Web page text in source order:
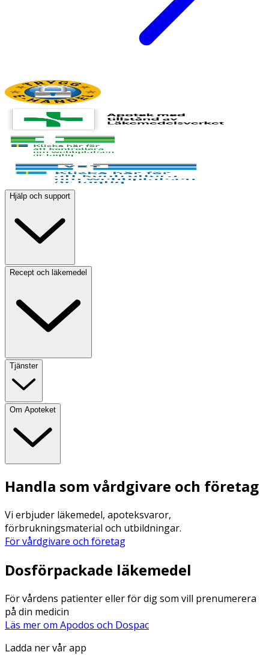
Hjälp och support
Recept och läkemedel
Tjänster
Om Apoteket
Handla som vårdgivare och företag
Vi erbjuder läkemedel, apoteksvaror,
förbrukningsmaterial och utbildningar.
För vårdgivare och företag
Dosförpackade läkemedel
För vårdens patienter eller för dig som vill prenumerera
på din medicin
Läs mer om Apodos och Dospac
Ladda ner vår app